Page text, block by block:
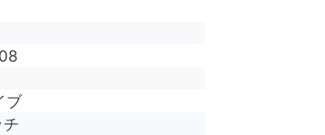
ブ